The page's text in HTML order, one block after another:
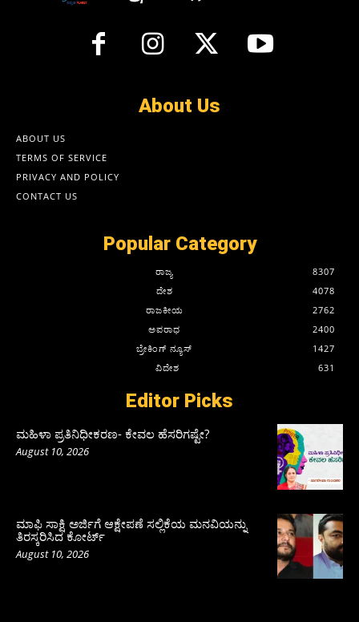
About Us
ABOUT US
TERMS OF SERVICE
PRIVACY AND POLICY
CONTACT US
Popular Category
ರಾಜ್ಯ
8307
ದೇಶ
4078
ರಾಜಕೀಯ
2762
ಅಪರಾಧ
2400
ಬ್ರೇಕಿಂಗ್ ನ್ಯೂಸ್
1427
ವಿದೇಶ
631
Editor Picks
ಮಹಿಳಾ ಪ್ರತಿನಿಧೀಕರಣ- ಕೇವಲ ಹೆಸರಿಗಷ್ಟೇ?
August 10, 2026
ಮಾಫಿ ಸಾಕ್ಷಿ ಅರ್ಜಿಗೆ ಆಕ್ಷೇಪಣೆ ಸಲ್ಲಿಕೆಯ ಮನವಿಯನ್ನು
ತಿರಸ್ಕರಿಸಿದ ಕೋರ್ಟ್‌
August 10, 2026